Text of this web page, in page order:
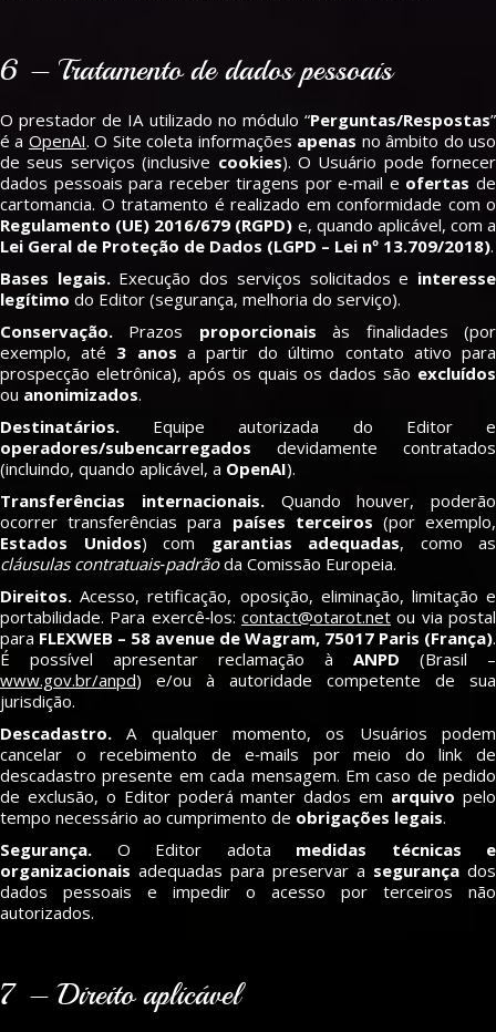
6 – Tratamento de dados pessoais
O prestador de IA utilizado no módulo “Perguntas/Respostas”
é a OpenAI. O Site coleta informações apenas no âmbito do uso
de seus serviços (inclusive cookies). O Usuário pode fornecer
dados pessoais para receber tiragens por e‑mail e ofertas de
cartomancia. O tratamento é realizado em conformidade com o
Regulamento (UE) 2016/679 (RGPD) e, quando aplicável, com a
Lei Geral de Proteção de Dados (LGPD – Lei nº 13.709/2018).
Bases legais.Execução dos serviços solicitados e interesse
legítimo do Editor (segurança, melhoria do serviço).
Conservação. Prazos proporcionais às finalidades (por
exemplo, até 3 anos a partir do último contato ativo para
prospecção eletrônica), após os quais os dados são excluídos
ou anonimizados.
Destinatários. Equipe autorizada do Editor e
operadores/subencarregados devidamente contratados
(incluindo, quando aplicável, a OpenAI).
Transferências internacionais.Quando houver, poderão
ocorrer transferências para países terceiros (por exemplo,
Estados Unidos) com garantias adequadas, como as
cláusulas contratuais‑padrãoda Comissão Europeia.
Direitos. Acesso, retificação, oposição, eliminação, limitação e
portabilidade. Para exercê‑los: contact@otarot.net ou via postal
para FLEXWEB – 58 avenue de Wagram, 75017 Paris (França).
É possível apresentar reclamação à ANPD (Brasil –
www.gov.br/anpd) e/ou à autoridade competente de sua
jurisdição.
Descadastro. A qualquer momento, os Usuários podem
cancelar o recebimento de e‑mails por meio do link de
descadastro presente em cada mensagem. Em caso de pedido
de exclusão, o Editor poderá manter dados em arquivo pelo
tempo necessário ao cumprimento de obrigações legais.
Segurança. O Editor adota medidas técnicas e
organizacionais adequadas para preservar a segurança dos
dados pessoais e impedir o acesso por terceiros não
autorizados.
7 – Direito aplicável